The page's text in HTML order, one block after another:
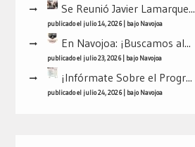
Se Reunió Javier Lamarque...
publicado el julio 14, 2026| bajoNavojoa
En Navojoa: ¡Buscamos al...
publicado el julio 23, 2026| bajoNavojoa
¡Infórmate Sobre el Progr...
publicado el julio 24, 2026| bajoNavojoa